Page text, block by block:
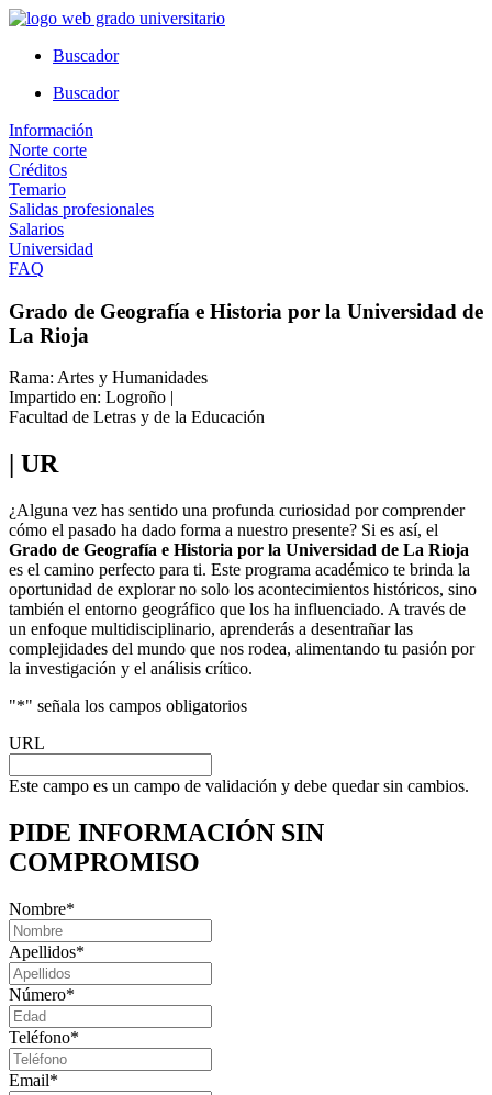
Ir
contenidoBuscador
Buscador
Información
Norte corte
Créditos
Temario
Salidas profesionales
Salarios
Universidad
FAQ
Grado de Geografía e Historia por la Universidad de
La Rioja
Rama: Artes y Humanidades
Impartido en: Logroño |
Facultad de Letras y de la Educación
| UR
¿Alguna vez has sentido una profunda curiosidad por comprender
cómo el pasado ha dado forma a nuestro presente? Si es así, el
Grado de Geografía e Historia por la Universidad de La Rioja
es el camino perfecto para ti. Este programa académico te brinda la
oportunidad de explorar no solo los acontecimientos históricos, sino
también el entorno geográfico que los ha influenciado. A través de
un enfoque multidisciplinario, aprenderás a desentrañar las
complejidades del mundo que nos rodea, alimentando tu pasión por
la investigación y el análisis crítico.
"*" señala los campos obligatorios
URL
Este campo es un campo de validación y debe quedar sin cambios.
PIDE INFORMACIÓN SIN
COMPROMISO
Nombre*
Apellidos*
Número*
Teléfono*
Email*